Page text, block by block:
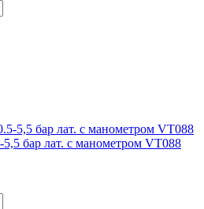
бар лат. с манометром VT088